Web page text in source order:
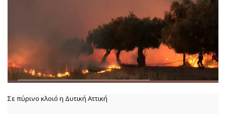
Σε πύρινο κλοιό η Δυτική Αττική